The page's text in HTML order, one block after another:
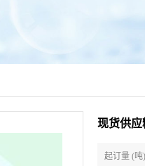
现货供应
起订量 (吨)